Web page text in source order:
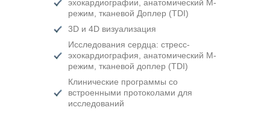
эхокардиографии, анатомический М-
режим, тканевой Доплер (TDI)
3D и 4D визуализация
Исследования сердца: стресс-
эхокардиография, анатомический М-
режим, тканевой доплер (TDI)
Клинические программы со
встроенными протоколами для
исследований